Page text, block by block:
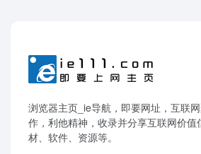
浏览器主页_ie导航，即要网址，互联
作，利他精神，收录并分享互联网价
材、软件、资源等。